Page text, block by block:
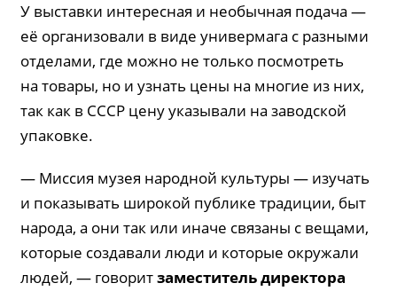
У выставки интересная и необычная подача —
её организовали в виде универмага с разными
отделами, где можно не только посмотреть
на товары, но и узнать цены на многие из них,
так как в СССР цену указывали на заводской
упаковке.
— Миссия музея народной культуры — изучать
и показывать широкой публике традиции, быт
народа, а они так или иначе связаны с вещами,
которые создавали люди и которые окружали
людей, — говоритзаместитель директора